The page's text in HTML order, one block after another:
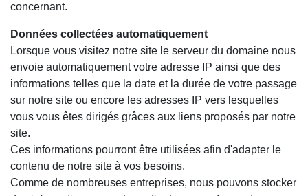
concernant.
Données collectées automatiquement
Lorsque vous visitez notre site le serveur du domaine nous
envoie automatiquement votre adresse IP ainsi que des
informations telles que la date et la durée de votre passage
sur notre site ou encore les adresses IP vers lesquelles
vous vous êtes dirigés grâces aux liens proposés par notre
site.
Ces informations pourront être utilisées afin d'adapter le
contenu de notre site à vos besoins.
Comme de nombreuses entreprises, nous pouvons stocker